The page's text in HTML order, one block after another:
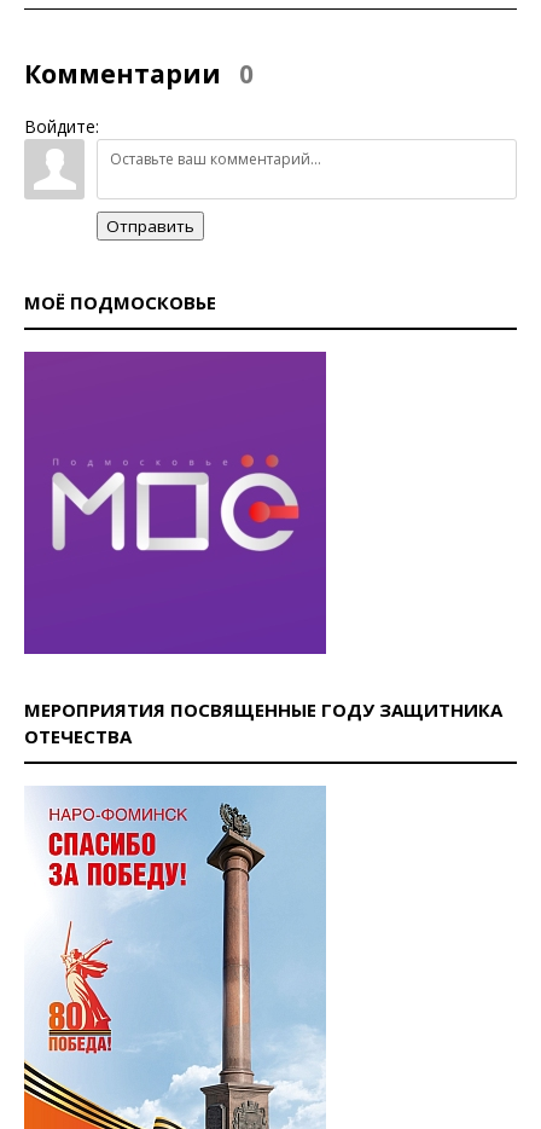
Комментарии 0
Войдите:
Отправить
МОЁ ПОДМОСКОВЬЕ
МЕРОПРИЯТИЯ ПОСВЯЩЕННЫЕ ГОДУ ЗАЩИТНИКА
ОТЕЧЕСТВА